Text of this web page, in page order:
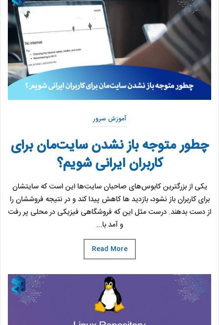
آموزش سرور
چطور متوجه باز نشدن سایت‌مان برای
کاربران ایرانی شویم؟
یکی از بزرگترین کابوس‌های صاحبان سایت‌ها این است که سایتشان
برای کاربران باز نشود، بازدید ها کاهش پیدا کند و در نتیجه فروششان را
از دست بدهند. درست مثل این که فروشگاهی فیزیکی در محلی پر رفت
و آمد با...
Read More